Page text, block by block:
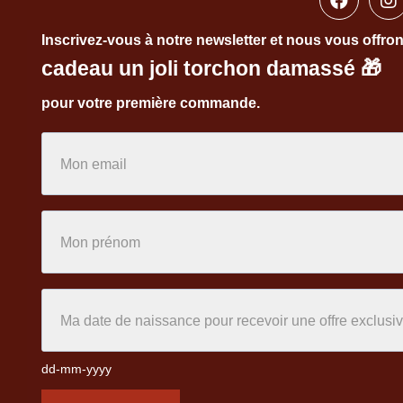
Inscrivez-vous à notre newsletter et nous vous
cadeau un joli torchon damassé 🎁
pour votre première commande.
dd-mm-yyyy